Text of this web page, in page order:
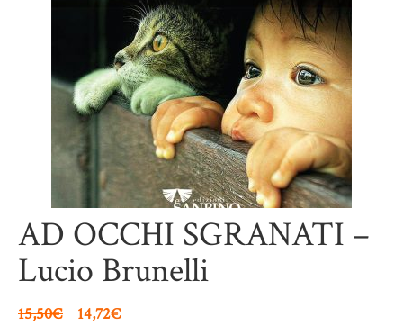
AD OCCHI SGRANATI –
Lucio Brunelli
15,50€ 14,72€